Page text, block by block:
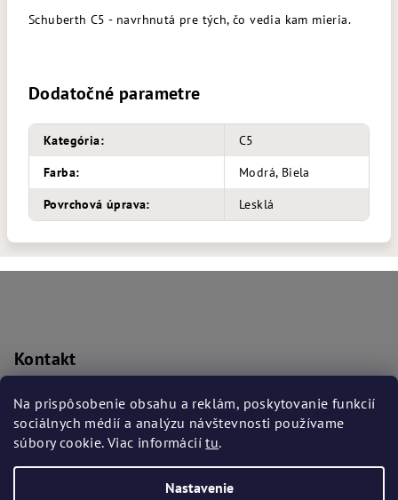
Na prispôsobenie obsahu a reklám, poskytovanie funkcií
sociálnych médií a analýzu návštevnosti používame
súbory cookie. Viac informáciítu.
Nastavenie
Schuberth C5 - navrhnutá pre tých, čo vedia kam mieria.
Dodatočné parametre
Kategória:
C5
Farba:
Modrá, Biela
Povrchová úprava: Lesklá
t
Kontakt
prislusenstvo@bmwba.sk
+421 917 906 169